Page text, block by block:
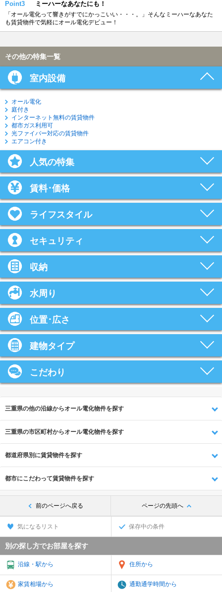
Point3 ミーハーなあなたにも！
「オール電化って響きがすでにかっこいい・・・。」そんなミーハーなあなた
も賃貸物件で気軽にオール電化デビュー！
その他の特集一覧
室内設備
オール電化
庭付き
インターネット無料の賃貸物件
都市ガス利用可
光ファイバー対応の賃貸物件
エアコン付き
人気の特集
賃料･価格
ライフスタイル
セキュリティ
収納
水周り
位置･広さ
建物タイプ
こだわり
三重県の他の沿線からオール電化物件を探す
三重県の市区町村からオール電化物件を探す
都道府県別に賃貸物件を探す
都市にこだわって賃貸物件を探す
前のページへ戻る ページの先頭へ
気になるリスト 保存中の条件
別の探し方でお部屋を探す
沿線・駅から 住所から
家賃相場から 通勤通学時間から